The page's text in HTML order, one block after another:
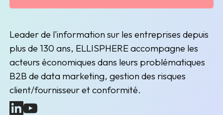
Leader de l'information sur les entreprises depuis
plus de 130 ans, ELLISPHERE accompagne les
acteurs économiques dans leurs problématiques
B2B de data marketing, gestion des risques
client/fournisseur et conformité.
(nouvelle fenêtre)
(nouvelle fenêtre)